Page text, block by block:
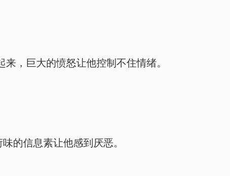
，巨大的愤怒让他控制不住情绪。
的信息素让他感到厌恶。